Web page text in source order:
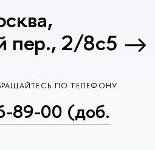
пер., 2/8с5
ПО ТЕЛЕФОНУ
89-00 (доб.